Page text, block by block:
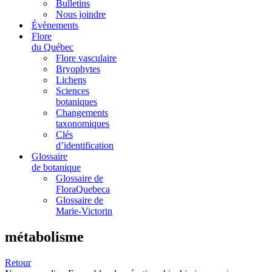
Bulletins
Nous joindre
Évènements
Flore
du Québec
Flore vasculaire
Bryophytes
Lichens
Sciences
botaniques
Changements
taxonomiques
Clés
d’identification
Glossaire
de botanique
Glossaire de
FloraQuebeca
Glossaire de
Marie-Victorin
métabolisme
Retour